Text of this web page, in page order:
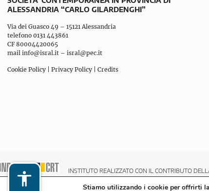
ALESSANDRIA “CARLO GILARDENGHI”
Via dei Guasco 49 – 15121 Alessandria
telefono 0131 443861
CF 80004420065
mail info@isral.it – isral@pec.it
Cookie Policy Privacy Policy Credits
INSTITUTO REALIZZATO CON IL CONTRIBUTO
Stiamo utilizzando i cookie per offrirti